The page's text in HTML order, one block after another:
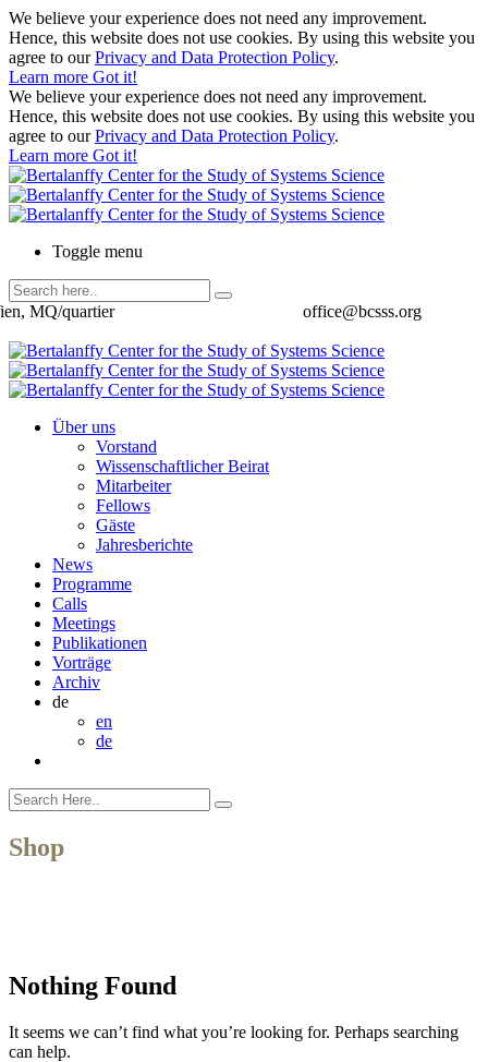
We believe your experience does not need any improvement.
Hence, this website does not use cookies. By using this website you
agree to ourPrivacy and Data Protection Policy.
Learn more Got it!
We believe your experience does not need any improvement.
Hence, this website does not use cookies. By using this website you
agree to ourPrivacy and Data Protection Policy.
Learn more Got it!
Toggle menu
office@bcsss.org
MQ/quartier
Über uns
Vorstand
Wissenschaftlicher Beirat
Mitarbeiter
Fellows
Gäste
Jahresberichte
News
Programme
Calls
Meetings
Publikationen
Vorträge
Archiv
de
en
de
Shop
Nothing Found
It seems we can’t find what you’re looking for. Perhaps searching
can help.